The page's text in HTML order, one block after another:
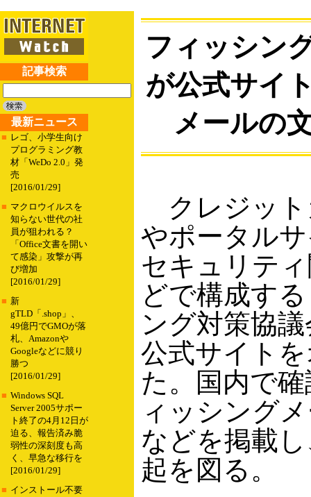
記事検索
最新ニュース
■ レゴ、小学生向け
プログラミング教
材「WeDo 2.0」発
売
[2016/01/29]
■ マクロウイルスを
知らない世代の社
員が狙われる？
「Office文書を開い
て感染」攻撃が再
び増加
[2016/01/29]
■ 新
gTLD「.shop」、
49億円でGMOが落
札、Amazonや
Googleなどに競り
勝つ
[2016/01/29]
■ Windows SQL
Server 2005サポー
ト終了の4月12日が
迫る、報告済み脆
弱性の深刻度も高
く、早急な移行を
[2016/01/29]
■ インストール不要
フィッシン
が公式サイ
メールの
クレジット
やポータル
セキュリテ
どで構成す
ング対策協
公式サイト
た。国内で
ィッシング
などを掲載
起を図る。